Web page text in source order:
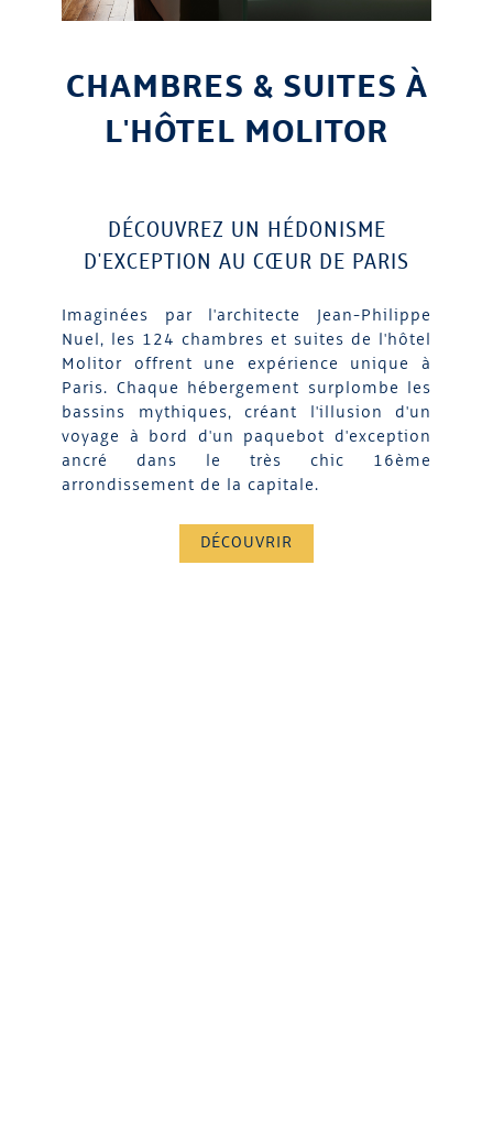
CHAMBRES & SUITES À
L'HÔTEL MOLITOR
DÉCOUVREZ UN HÉDONISME
D'EXCEPTION AU CŒUR DE PARIS
Imaginées par l'architecte Jean-Philippe
Nuel, les 124 chambres et suites de l'hôtel
Molitor offrent une expérience unique à
Paris. Chaque hébergement surplombe les
bassins mythiques, créant l'illusion d'un
voyage à bord d'un paquebot d'exception
ancré dans le très chic 16ème
arrondissement de la capitale.
DÉCOUVRIR